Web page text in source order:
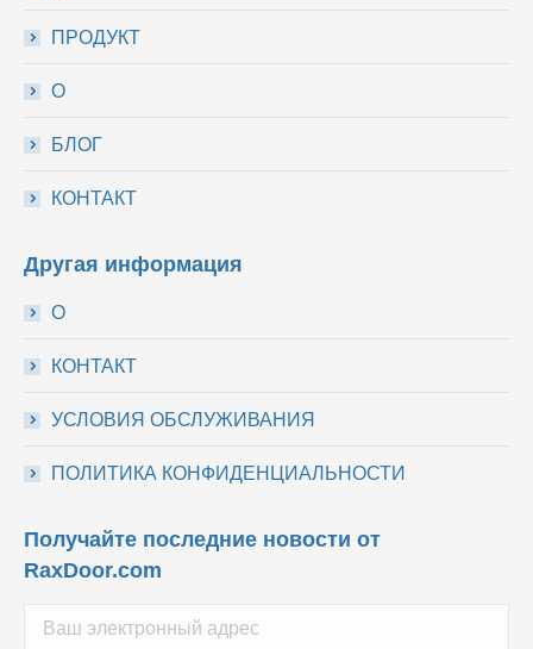
ПРОДУКТ
О
БЛОГ
КОНТАКТ
Другая информация
О
КОНТАКТ
УСЛОВИЯ ОБСЛУЖИВАНИЯ
ПОЛИТИКА КОНФИДЕНЦИАЛЬНОСТИ
Получайте последние новости от
RaxDoor.com